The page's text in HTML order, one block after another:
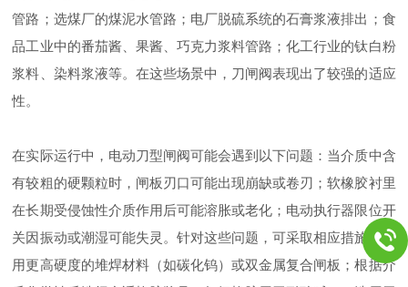
管路；选煤厂的煤泥水管路；电厂脱硫系统的石膏浆液排出；食
品工业中的番茄酱、果酱、巧克力浆料管路；化工行业的钛白粉
浆料、染料浆液等。在这些场景中，刀闸阀表现出了较强的适应
性。
在实际运行中，电动刀型闸阀可能会遇到以下问题：当介质中含
有较粗的硬颗粒时，闸板刃口可能出现崩缺或卷刃；软橡胶衬里
在长期受侵蚀性介质作用后可能溶胀或老化；电动执行器限位开
关因振动或潮湿可能失灵。针对这些问题，可采取相应措施：选
用更高硬度的堆焊材料（如碳化钨）或双金属复合闸板；根据介